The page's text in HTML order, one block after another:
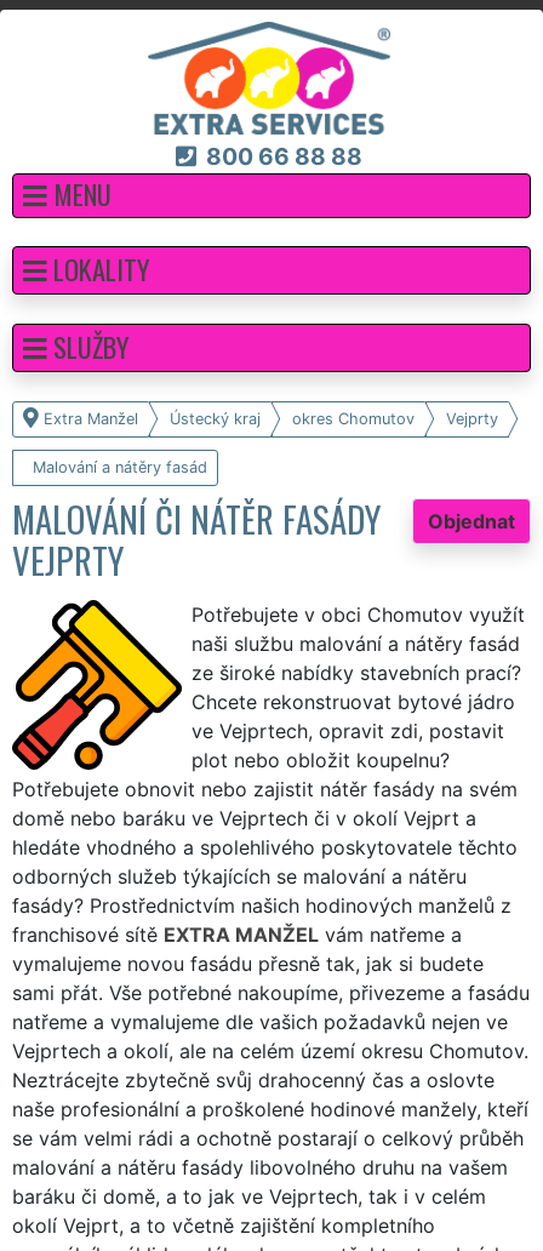
800 66 88 88
MENU
Extra Manžel Ústecký kraj okres Chomutov Vejprty
Malování a nátěry fasád
Objednat
MALOVÁNÍ ČI NÁTĚR FASÁDY
VEJPRTY
Potřebujete v obci Chomutov využít
naši službu malování a nátěry fasád
ze široké nabídky stavebních prací?
Chcete rekonstruovat bytové jádro
ve Vejprtech, opravit zdi, postavit
plot nebo obložit koupelnu?
Potřebujete obnovit nebo zajistit nátěr fasády na svém
domě nebo baráku ve Vejprtech či v okolí Vejprt a
hledáte vhodného a spolehlivého poskytovatele těchto
odborných služeb týkajících se malování a nátěru
fasády? Prostřednictvím našich hodinových manželů z
franchisové sítě EXTRA MANŽEL vám natřeme a
vymalujeme novou fasádu přesně tak, jak si budete
sami přát. Vše potřebné nakoupíme, přivezeme a fasádu
natřeme a vymalujeme dle vašich požadavků nejen ve
Vejprtech a okolí, ale na celém území okresu Chomutov.
Neztrácejte zbytečně svůj drahocenný čas a oslovte
naše profesionální a proškolené hodinové manžely, kteří
se vám velmi rádi a ochotně postarají o celkový průběh
malování a nátěru fasády libovolného druhu na vašem
baráku či domě, a to jak ve Vejprtech, tak i v celém
okolí Vejprt, a to včetně zajištění kompletního
LOKALITY
SLUŽBY